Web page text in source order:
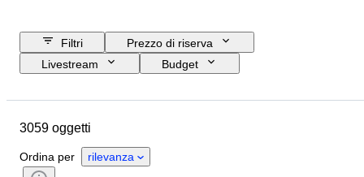
Filtri
Prezzo di riserva
Livestream
Budget
Materiale
Certificato
Valuta
Tipo di moneta
3059 oggetti
Ordina per rilevanza